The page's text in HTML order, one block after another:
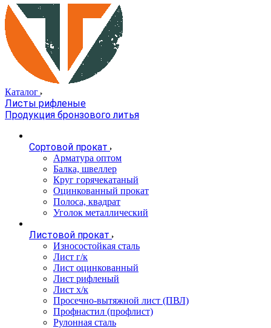
Каталог
Листы рифленые
Продукция бронзового литья
Сортовой прокат
Арматура оптом
Балка, швеллер
Круг горячекатаный
Оцинкованный прокат
Полоса, квадрат
Уголок металлический
Листовой прокат
Износостойкая сталь
Лист г/к
Лист оцинкованный
Лист рифленый
Лист х/к
Просечно-вытяжной лист (ПВЛ)
Профнастил (профлист)
Рулонная сталь